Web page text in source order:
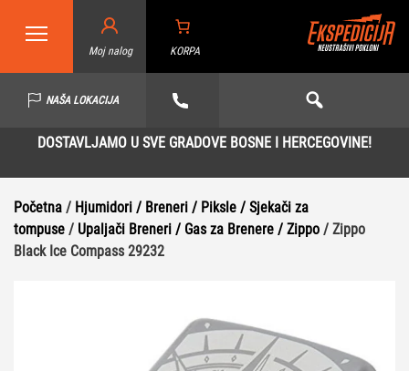
Moj nalog KORPA
NAŠA LOKACIJA
DOSTAVLJAMO U SVE GRADOVE BOSNE I HERCEGOVINE!
Početna / Hjumidori / Breneri / Piksle / Sjekači za
tompuse / Upaljači Breneri / Gas za Brenere / Zippo / Zippo
Black Ice Compass 29232